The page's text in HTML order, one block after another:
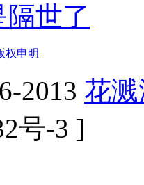
世了
权申明
2013 花
号-3 ]